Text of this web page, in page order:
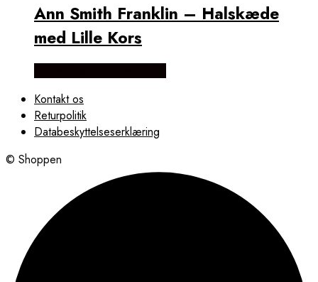
Ann Smith Franklin – Halskæde
med Lille Kors
Kontakt os
Returpolitik
Databeskyttelseserklæring
© Shoppen